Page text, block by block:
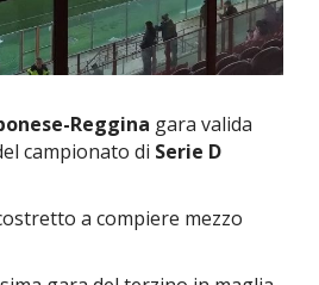
Reggina gara valida
campionato di Serie D
a compiere mezzo